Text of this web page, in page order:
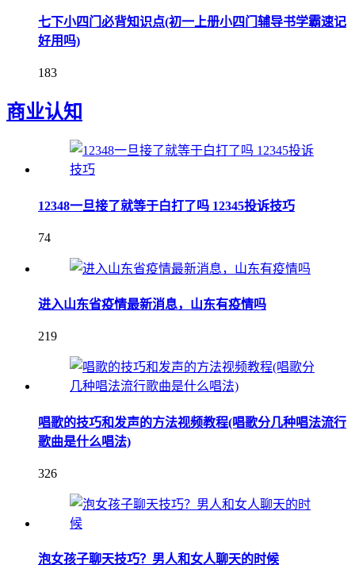
七下小四门必背知识点(初一上册小四门辅导书学霸速记
好用吗)
183
商业认知
12348一旦接了就等于白打了吗 12345投诉技巧
74
进入山东省疫情最新消息，山东有疫情吗
219
唱歌的技巧和发声的方法视频教程(唱歌分几种唱法流行
歌曲是什么唱法)
326
泡女孩子聊天技巧？男人和女人聊天的时候